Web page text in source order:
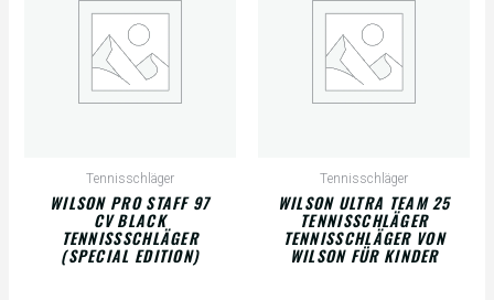
Tennisschläger
WILSON PRO STAFF 97
CV BLACK
TENNISSSCHLÄGER
(SPECIAL EDITION)
Tennisschläger
WILSON ULTRA TEAM 25
TENNISSCHLÄGER
TENNISSCHLÄGER VON
WILSON FÜR KINDER